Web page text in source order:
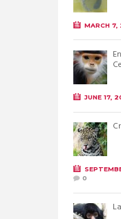
MARCH 7,
JUNE 17,
0